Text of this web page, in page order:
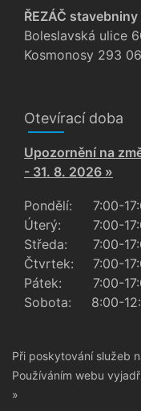
ŘEZÁČ stavebniny
Boleslavská ulice
Kosmonosy 293 06
Otevírací doba
Upozornění na
- 31. 8. 2026 »
Pondělí:
Úterý:
Středa:
Čtvrtek:
Pátek:
Sobota:
7:00-
7:00-
7:00-
7:00-
7:00-
8:00-
Při poskytování služeb
Používáním webu
»